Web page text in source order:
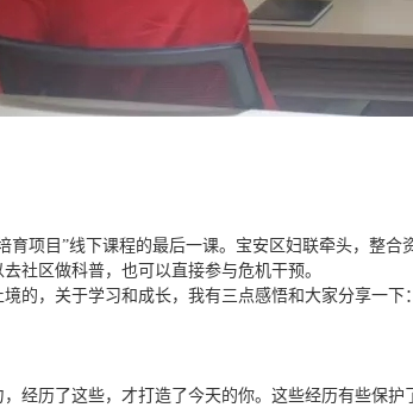
育项目”线下课程的最后一课。宝安区妇联牵头，整
社区做科普，也可以直接参与危机干预。
，关于学习和成长，我有三点感悟和大家分享一下：
经历了这些，才打造了今天的你。这些经历有些保护